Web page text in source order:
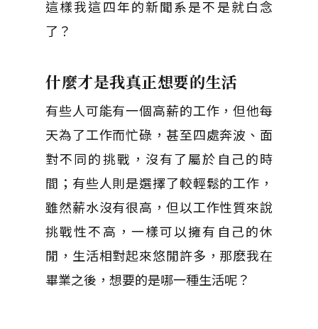
這樣我這四年的新聞系是不是就白念
了？
什麼才是我真正想要的生活
有些人可能有一個高薪的工作，但他每
天為了工作而忙碌，甚至四處奔波、面
對不同的挑戰，沒有了屬於自己的時
間；有些人則是選擇了較輕鬆的工作，
雖然薪水沒有很高，但以工作性質來說
挑戰性不高，一樣可以擁有自己的休
閒，生活相對起來悠閒許多，那麽我在
畢業之後，想要的是哪一種生活呢？